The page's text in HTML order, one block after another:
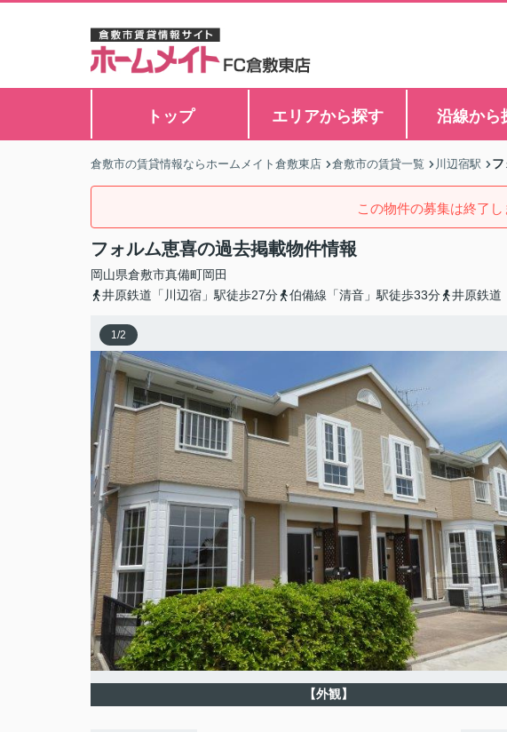
トップ エリアから探す 沿線から
倉敷市の賃貸情報ならホームメイト倉敷東店 倉敷市の賃貸一覧 川辺宿駅
この物件の募集は終了し
フォルム恵喜の過去掲載物件情報
岡山県倉敷市真備町岡田
井原鉄道「川辺宿」駅徒歩27分
伯備線「清音」駅徒歩33分 井原鉄道
1/2
【外観】